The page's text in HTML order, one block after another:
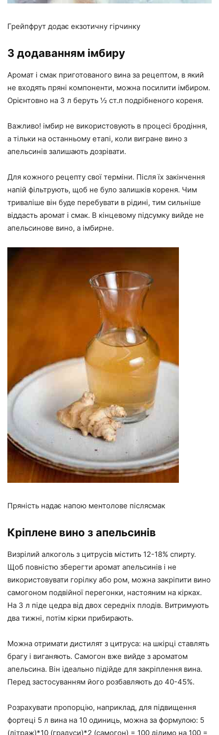
Грейпфрут додає екзотичну гірчинку
З додаванням імбиру
Аромат і смак приготованого вина за рецептом, в який
не входять пряні компоненти, можна посилити імбиром.
Орієнтовно на 3 л беруть ½ ст.л подрібненого кореня.
Важливо! імбир не використовують в процесі бродіння,
а тільки на останньому етапі, коли вигране вино з
апельсинів залишають дозрівати.
Для кожного рецепту свої терміни. Після їх закінчення
напій фільтрують, щоб не було залишків кореня. Чим
триваліше він буде перебувати в рідині, тим сильніше
віддасть аромат і смак. В кінцевому підсумку вийде не
апельсинове вино, а імбирне.
Пряність надає напою ментолове післясмак
Кріплене вино з апельсинів
Визрілий алкоголь з цитрусів містить 12-18% спирту.
Щоб повністю зберегти аромат апельсинів і не
використовувати горілку або ром, можна закріпити вино
самогоном подвійної перегонки, настояним на кірках.
На 3 л піде цедра від двох середніх плодів. Витримують
два тижні, потім кірки прибирають.
Можна отримати дистилят з цитруса: на шкірці ставлять
брагу і виганяють. Самогон вже вийде з ароматом
апельсина. Він ідеально підійде для закріплення вина.
Перед застосуванням його розбавляють до 40-45%.
Розрахувати пропорцію, наприклад, для підвищення
фортеці 5 л вина на 10 одиниць, можна за формулою: 5
(літраж)*10 (градуси)*2 (самогон) = 100 ділимо на 100 =